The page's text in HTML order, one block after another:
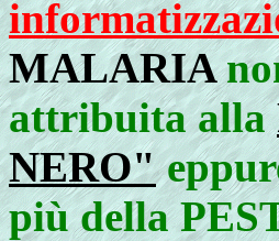
MALARIA
attribuita alla
NERO"
più della